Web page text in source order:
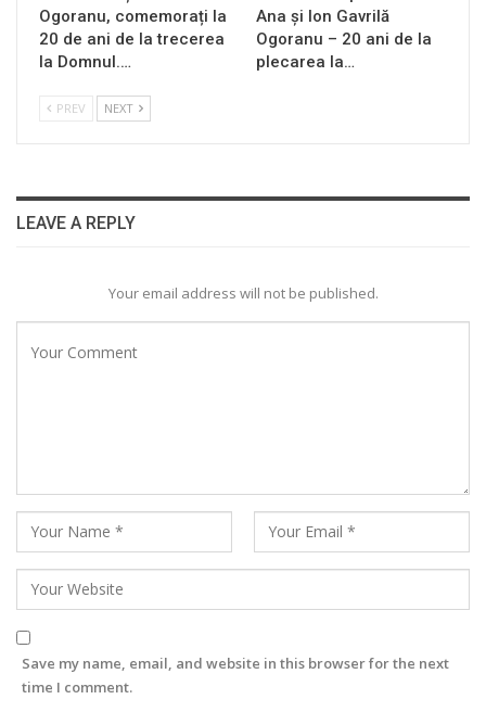
Ogoranu, comemorați la
20 de ani de la trecerea
la Domnul.…
Ana și Ion Gavrilă
Ogoranu – 20 ani de la
plecarea la…
PREV NEXT
LEAVE A REPLY
Your email address will not be published.
Save my name, email, and website in this browser for the next
time I comment.